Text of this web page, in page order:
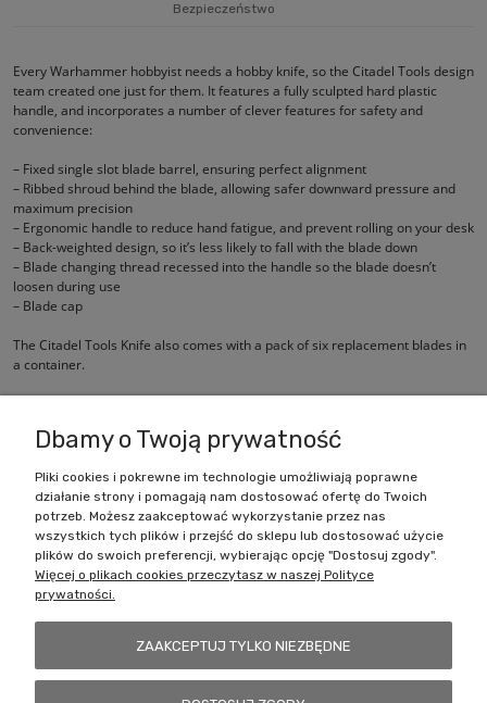
Bezpieczeństwo
Every Warhammer hobbyist needs a hobby knife, so the Citadel Tools design
team created one just for them. It features a fully sculpted hard plastic
handle, and incorporates a number of clever features for safety and
convenience:
– Fixed single slot blade barrel, ensuring perfect alignment
– Ribbed shroud behind the blade, allowing safer downward pressure and
maximum precision
– Ergonomic handle to reduce hand fatigue, and prevent rolling on your desk
– Back-weighted design, so it’s less likely to fall with the blade down
– Blade changing thread recessed into the handle so the blade doesn’t
loosen during use
– Blade cap
The Citadel Tools Knife also comes with a pack of six replacement blades in
a container.
Zakupy
Pomoc
Dbamy o Twoją prywatność
Pliki cookies i pokrewne im technologie umożliwiają poprawne
działanie strony i pomagają nam dostosować ofertę do Twoich
potrzeb. Możesz zaakceptować wykorzystanie przez nas
wszystkich tych plików i przejść do sklepu lub dostosować użycie
plików do swoich preferencji, wybierając opcję "Dostosuj zgody".
Więcej o plikach cookies przeczytasz w naszej Polityce
prywatności.
ZAAKCEPTUJ TYLKO NIEZBĘDNE